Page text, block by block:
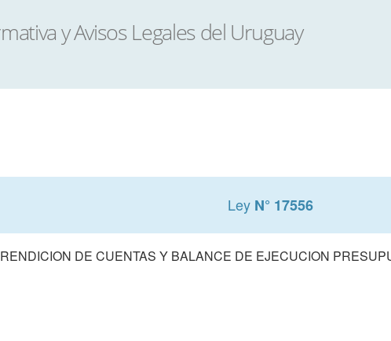
Ley N° 17556
RENDICION DE CUENTAS Y BALANCE DE EJECUCION